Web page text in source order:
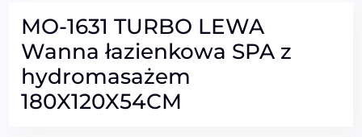
MO-1631 TURBO LEWA
Wanna łazienkowa SPA z
hydromasażem
180X120X54CM